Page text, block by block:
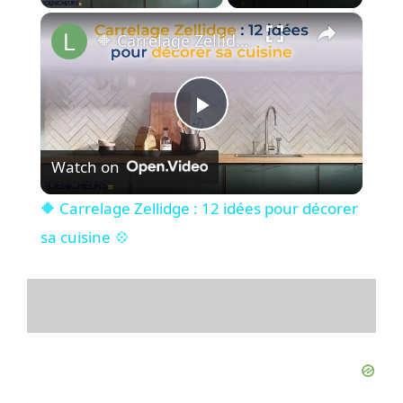
×
P
🔶 Carrelage Zellidge : 12 idées pour décorer sa cuisine 💠
Watch on
🔶 Carrelage Zellidge : 12 idées pour décorer
sa cuisine 💠